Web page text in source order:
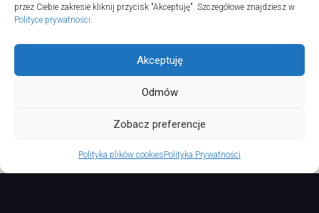
przez Ciebie zakresie kliknij przycisk "Akceptuję". Szczegółowe znajdziesz w
Polityce prywatności.
Akceptuję
Odmów
Zobacz preferencje
Polityka plików cookiesPolityka Prywatności